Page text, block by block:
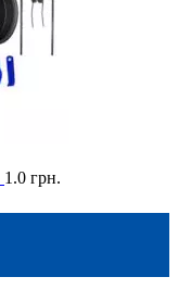
1.0 грн.